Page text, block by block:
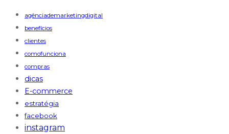
agênciademarketingdigital
benefícios
clientes
comofunciona
compras
dicas
E-commerce
estratégia
facebook
instagram